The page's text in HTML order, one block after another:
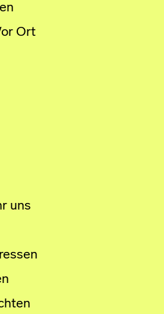
Ort
uns